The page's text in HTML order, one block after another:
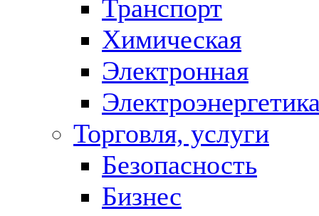
Транспорт
Химическая
Электронная
Торговля, услуги
Безопасность
Бизнес